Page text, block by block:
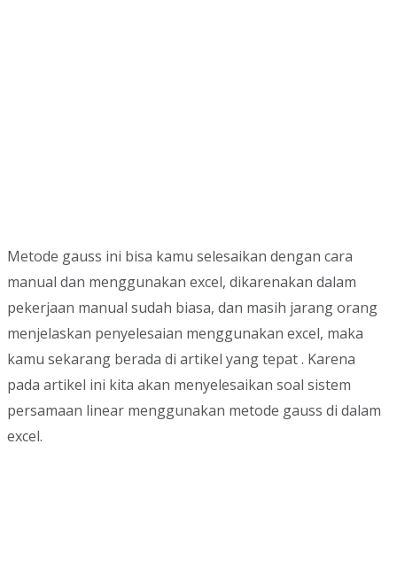
Metode gauss ini bisa kamu selesaikan dengan cara
manual dan menggunakan excel, dikarenakan dalam
pekerjaan manual sudah biasa, dan masih jarang orang
menjelaskan penyelesaian menggunakan excel, maka
kamu sekarang berada di artikel yang tepat . Karena
pada artikel ini kita akan menyelesaikan soal sistem
persamaan linear menggunakan metode gauss di dalam
excel.